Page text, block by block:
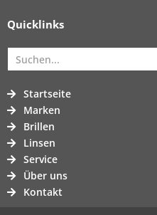
Quicklinks
Startseite
Marken
Brillen
Linsen
Service
Über uns
Kontakt